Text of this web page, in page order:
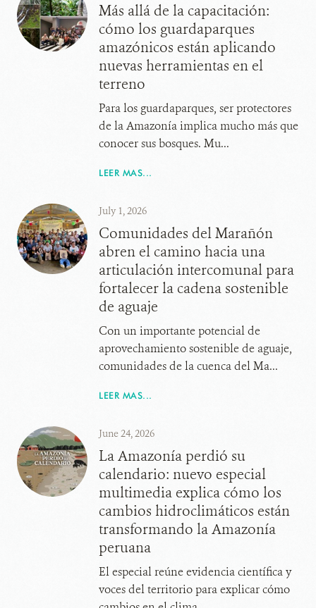
Más allá de la capacitación:
cómo los guardaparques
amazónicos están aplicando
nuevas herramientas en el
terreno
Para los guardaparques, ser protectores
de la Amazonía implica mucho más que
conocer sus bosques. Mu...
LEER MAS...
July 1, 2026
Comunidades del Marañón
abren el camino hacia una
articulación intercomunal para
fortalecer la cadena sostenible
de aguaje
Con un importante potencial de
aprovechamiento sostenible de aguaje,
comunidades de la cuenca del Ma...
LEER MAS...
June 24, 2026
La Amazonía perdió su
calendario: nuevo especial
multimedia explica cómo los
cambios hidroclimáticos están
transformando la Amazonía
peruana
El especial reúne evidencia científica y
voces del territorio para explicar cómo